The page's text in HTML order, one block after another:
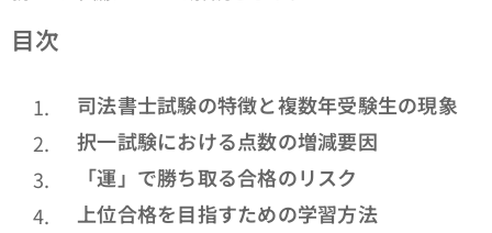
目次
司法書士試験の特徴と複数年受験生の現象
択一試験における点数の増減要因
「運」で勝ち取る合格のリスク
上位合格を目指すための学習方法